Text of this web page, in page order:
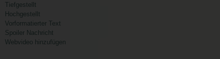
Tiefgestellt
Hochgestellt
Vorformatierter Text
Spoiler Nachricht
Webvideo hinzufügen